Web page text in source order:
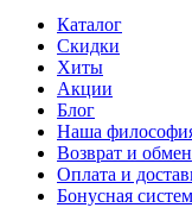
Каталог
Скидки
Хиты
Акции
Блог
Наша
Возврат и обмен
Оплата и
Бонусная